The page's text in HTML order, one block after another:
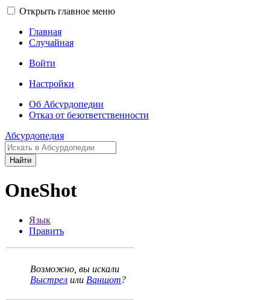
Открыть главное меню
Главная
Случайная
Войти
Настройки
Об Абсурдопедии
Отказ от безответственности
Абсурдопедия
Найти
OneShot
Язык
Править
Возможно, вы искали
Выстрел или Ваншот?